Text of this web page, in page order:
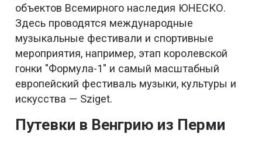
объектов Всемирного наследия ЮНЕСКО.
Здесь проводятся международные
музыкальные фестивали и спортивные
мероприятия, например, этап королевской
гонки "Формула-1" и самый масштабный
европейский фестиваль музыки, культуры и
искусства — Sziget.
Путевки в Венгрию из Перми